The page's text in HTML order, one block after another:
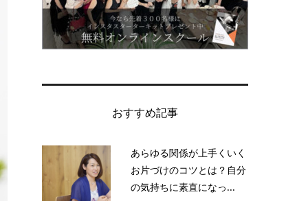
おすすめ記事
あらゆる関係が上手くいく
お片づけのコツとは？自分
の気持ちに素直になっ...